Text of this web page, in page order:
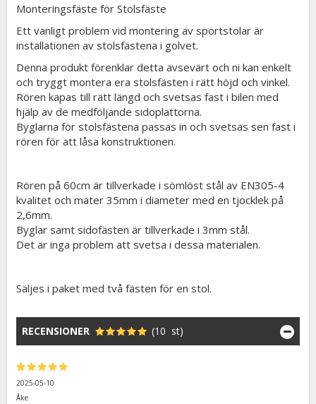
Monteringsfäste för Stolsfäste
Ett vanligt problem vid montering av sportstolar är
installationen av stolsfästena i golvet.
Denna produkt förenklar detta avsevärt och ni kan enkelt
och tryggt montera era stolsfästen i rätt höjd och vinkel.
Rören kapas till rätt längd och svetsas fast i bilen med
hjälp av de medföljande sidoplattorna.
Byglarna för stolsfästena passas in och svetsas sen fast i
rören för att låsa konstruktionen.
Rören på 60cm är tillverkade i sömlöst stål av EN305-4
kvalitet och mäter 35mm i diameter med en tjocklek på
2,6mm.
Byglar samt sidofästen är tillverkade i 3mm stål.
Det är inga problem att svetsa i dessa materialen.
Säljes i paket med två fästen för en stol.
RECENSIONER (10 st)
2025-05-10
Åke